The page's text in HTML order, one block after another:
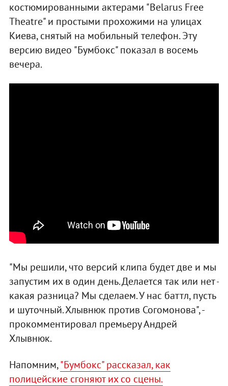
костюмированными актерами "Belarus Free
Theatre" и простыми прохожими на улицах
Киева, снятый на мобильный телефон. Эту
версию видео "Бумбокс" показал в восемь
вечера.
"Мы решили, что версий клипа будет две и мы
запустим их в один день. Делается так или нет -
какая разница? Мы сделаем. У нас баттл, пусть
и шуточный. Хлывнюк против Согомонова", -
прокомментировал премьеру Андрей
Хлывнюк.
Напомним,"Бумбокс" рассказал, как
полицейские сгоняют их со сцены.